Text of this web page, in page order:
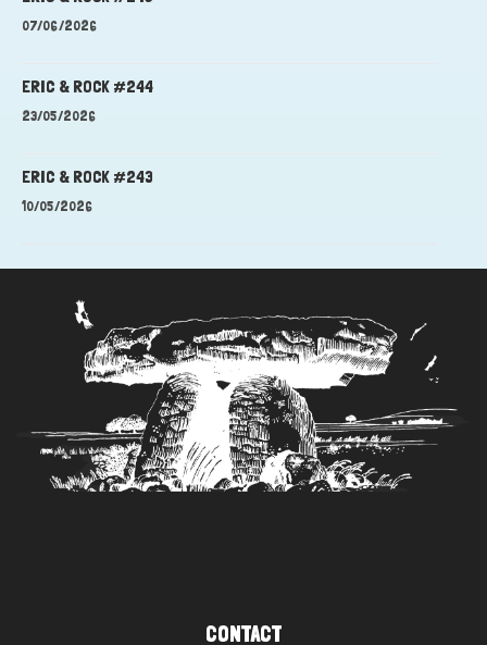
07/06/2026
ERIC & ROCK #244
23/05/2026
ERIC & ROCK #243
10/05/2026
CONTACT